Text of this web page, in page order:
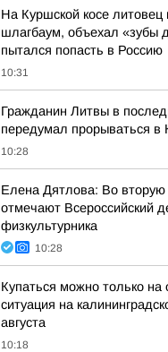
На Куршской косе литовец
шлагбаум, объехал «зубы
пытался попасть в Россию
10:31
Гражданин Литвы в
передумал прорываться в
10:28
Елена Дятлова: Во вторую
отмечают Всероссийский
физкультурника
10:28
Купаться можно только
ситуация на
августа
10:18